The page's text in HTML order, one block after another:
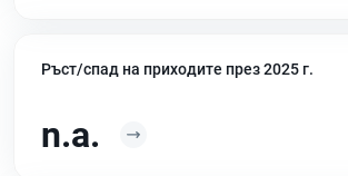
Ръст/спад на приходите през 2025 г.
n.a.